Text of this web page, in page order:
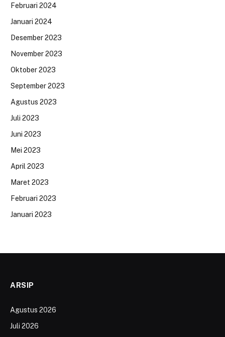
Februari 2024
Januari 2024
Desember 2023
November 2023
Oktober 2023
September 2023
Agustus 2023
Juli 2023
Juni 2023
Mei 2023
April 2023
Maret 2023
Februari 2023
Januari 2023
ARSIP
Agustus 2026
Juli 2026